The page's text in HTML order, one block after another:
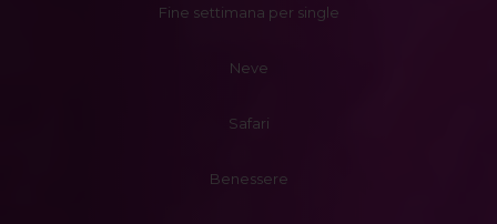
Fine settimana per single
Neve
Safari
Benessere